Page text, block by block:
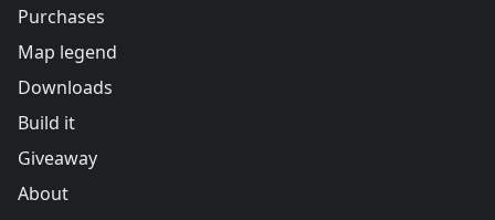
Purchases
Map legend
Downloads
Build it
Giveaway
About